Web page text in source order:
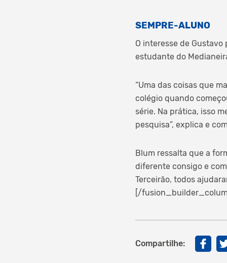
SEMPRE-ALUNO
O interesse de
estudante do
“Uma das coisas que
colégio quando
série. Na prática, isso
pesquisa”, explica e
Blum ressalta que a
diferente consigo e
Terceirão, todos
[/
Compartilhe: